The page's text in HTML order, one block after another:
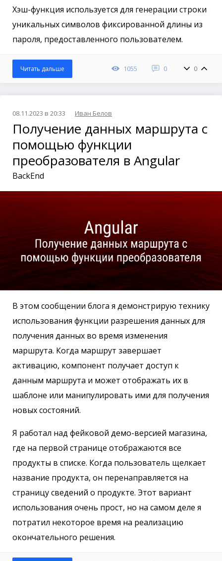
Хэш-функция используется для генерации строки
уникальных символов фиксированной длины из
пароля, предоставленного пользователем.
1055 0 0
Читать дальше
08.11.2023 в 20:33 Иван Белов
Получение данных маршрута с
помощью функции
преобразователя в Angular
BackEnd
В этом сообщении блога я демонстрирую технику
использования функции разрешения данных для
получения данных во время изменения
маршрута. Когда маршрут завершает
активацию, компонент получает доступ к
данным маршрута и может отображать их в
шаблоне или манипулировать ими для получения
новых состояний.
Я работал над фейковой демо-версией магазина,
где на первой странице отображаются все
продукты в списке. Когда пользователь щелкает
название продукта, он перенаправляется на
страницу сведений о продукте. Этот вариант
использования очень прост, но на самом деле я
потратил некоторое время на реализацию
окончательного решения.